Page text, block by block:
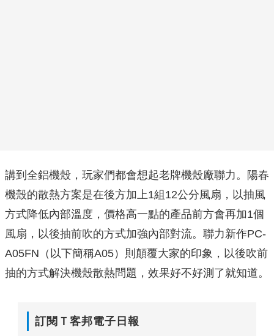
講到全鋁機殼，玩家們都會想起老牌機殼廠聯力。陽春
機殼的散熱方案是在後方加上1組12公分風扇，以抽風
方式降低內部溫度，價格高一點的產品前方會再加1個
風扇，以後抽前吹的方式加強內部對流。聯力新作PC-
A05FN（以下簡稱A05）則顛覆大家的印象，以後吹前
抽的方式解決機殼散熱問題，效果好不好測了就知道。
訂閱Ｔ客邦電子日報